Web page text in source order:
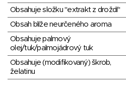
Obsahuje složku "extrakt z droždí"
Obsah blíže neurčeného aroma
Obsahuje palmový
olej/tuk/palmojádrový tuk
Obsahuje (modifikovaný) škrob,
želatinu